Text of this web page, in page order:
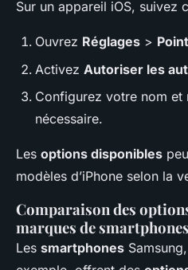
Sur un appareil iOS, suivez
Ouvrez Réglages >
Activez Autoriser les
Configurez votre nom et
nécessaire.
Les options disponibles
modèles d’iPhone selon la
Comparaison des
marques de smartphones
Les smartphones